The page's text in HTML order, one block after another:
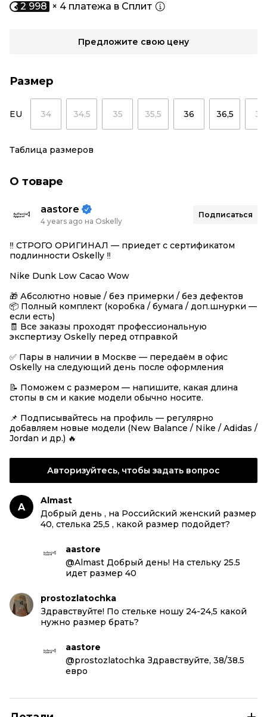
2 998 × 4 платежа в Сплит
Предложите свою цену
Размер
EU 34 34,5 35 35,5 36 36,5 37
Таблица размеров
О товаре
aastore
4 years ago на Oskelly
Подписаться
‼️ СТРОГО ОРИГИНАЛ — приедет с сертификатом
подлинности Oskelly ‼️
Nike Dunk Low Cacao Wow
🎁 Абсолютно новые / без примерки / без дефектов
📦 Полный комплект (коробка / бумага / доп.шнурки —
если есть)
🧾 Все заказы проходят профессиональную
экспертизу Oskelly перед отправкой
✅ Пары в наличии в Москве — передаём в офис
Oskelly на следующий день после оформления
📝 Поможем с размером — напишите, какая длина
стопы в см и какие модели обычно носите.
📌 Подписывайтесь на профиль — регулярно
добавляем новые модели (New Balance / Nike / Adidas /
Jordan и др.) 🔥
Авторизуйтесь, чтобы задать вопрос
A
Almast
Добрый день , на Российский женский размер
40, стелька 25,5 , какой размер подойдет?
aastore
@Almast Добрый день! На стельку 25.5
идет размер 40
prostozlatochka
Здравствуйте! По стельке ношу 24-24,5 какой
нужно размер брать?
aastore
@prostozlatochka Здравствуйте, 38/38.5
евро